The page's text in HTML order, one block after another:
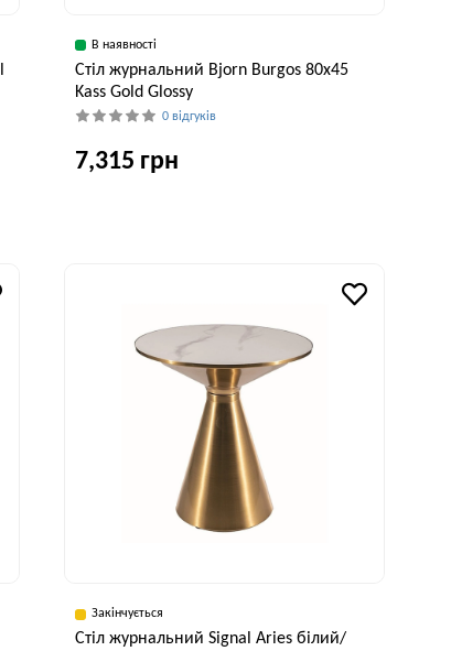
В наявності
Стіл журнальний Bjorn Burgos 80х45
Kass Gold Glossy
0 відгуків
7,315 грн
Закінчується
Стіл журнальний Signal Aries білий/